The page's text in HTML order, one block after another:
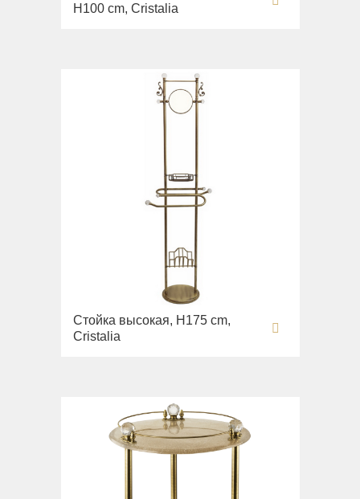
H100 cm, Cristalia
Стойка высокая, H175 cm,
Cristalia